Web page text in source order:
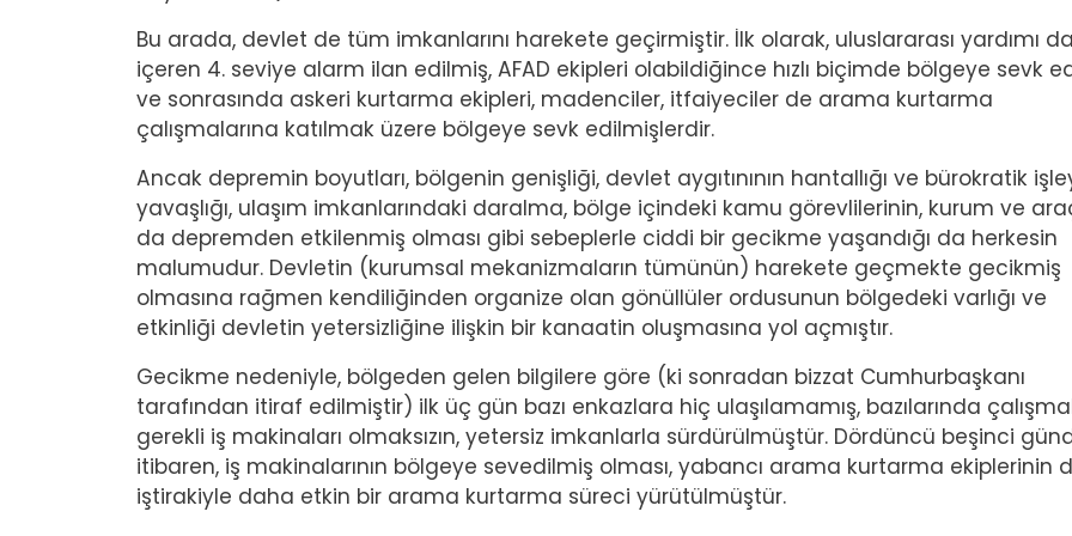
Bu arada, devlet de tüm imkanlarını harekete geçirmiştir. İlk olarak, uluslararası yardımı da
içeren 4. seviye alarm ilan edilmiş, AFAD ekipleri olabildiğince hızlı biçimde bölgeye sevk
ve sonrasında askeri kurtarma ekipleri, madenciler, itfaiyeciler de arama kurtarma
çalışmalarına katılmak üzere bölgeye sevk edilmişlerdir.
Ancak depremin boyutları, bölgenin genişliği, devlet aygıtınının hantallığı ve bürokratik
yavaşlığı, ulaşım imkanlarındaki daralma, bölge içindeki kamu görevlilerinin, kurum ve
da depremden etkilenmiş olması gibi sebeplerle ciddi bir gecikme yaşandığı da herkesin
malumudur. Devletin (kurumsal mekanizmaların tümünün) harekete geçmekte gecikmiş
olmasına rağmen kendiliğinden organize olan gönüllüler ordusunun bölgedeki varlığı ve
etkinliği devletin yetersizliğine ilişkin bir kanaatin oluşmasına yol açmıştır.
Gecikme nedeniyle, bölgeden gelen bilgilere göre (ki sonradan bizzat Cumhurbaşkanı
tarafından itiraf edilmiştir) ilk üç gün bazı enkazlara hiç ulaşılamamış, bazılarında
gerekli iş makinaları olmaksızın, yetersiz imkanlarla sürdürülmüştür. Dördüncü beşinci
itibaren, iş makinalarının bölgeye sevedilmiş olması, yabancı arama kurtarma ekiplerinin
iştirakiyle daha etkin bir arama kurtarma süreci yürütülmüştür.